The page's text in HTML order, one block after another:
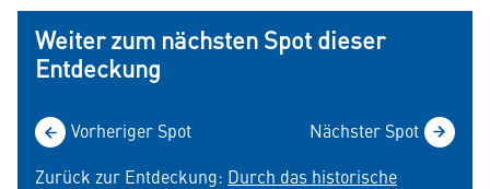
Zurück zur Entdeckung: Durch das historische
Vorheriger Spot Nächster Spot
Weiter zum nächsten Spot dieser
Entdeckung